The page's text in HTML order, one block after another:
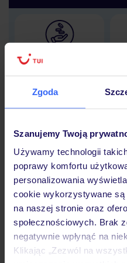
Zgoda
Szanujemy Twoją
Używamy technologii
poprawy komfortu
personalizowania
cookie wykorzystywane
na naszej stronie oraz
społecznościowych. Brak
negatywnie wpłynąć na
Klikając „Zezwól na
Lider niskich cen
Hotel
Opinie
Pokoje